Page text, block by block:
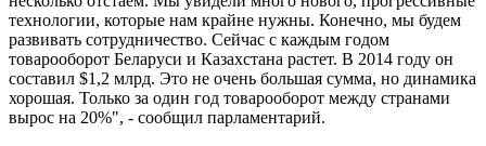
технологии, которые нам крайне нужны. Конечно, мы будем
развивать сотрудничество. Сейчас с каждым годом
товарооборот Беларуси и Казахстана растет. В 2014 году он
составил $1,2 млрд. Это не очень большая сумма, но динамика
хорошая. Только за один год товарооборот между странами
вырос на 20%", - сообщил парламентарий.